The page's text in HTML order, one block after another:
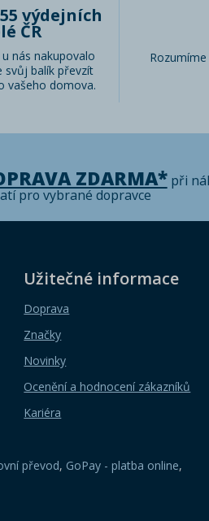
výdejních
ČR
nás nakupovalo
svůj balík převzít
vašeho domova.
ZDARMA*při
pro vybrané dopravce
Užitečné informace
Doprava
Značky
Novinky
Ocenění a hodnocení zákazníků
Kariéra
převod, GoPay - platba online,